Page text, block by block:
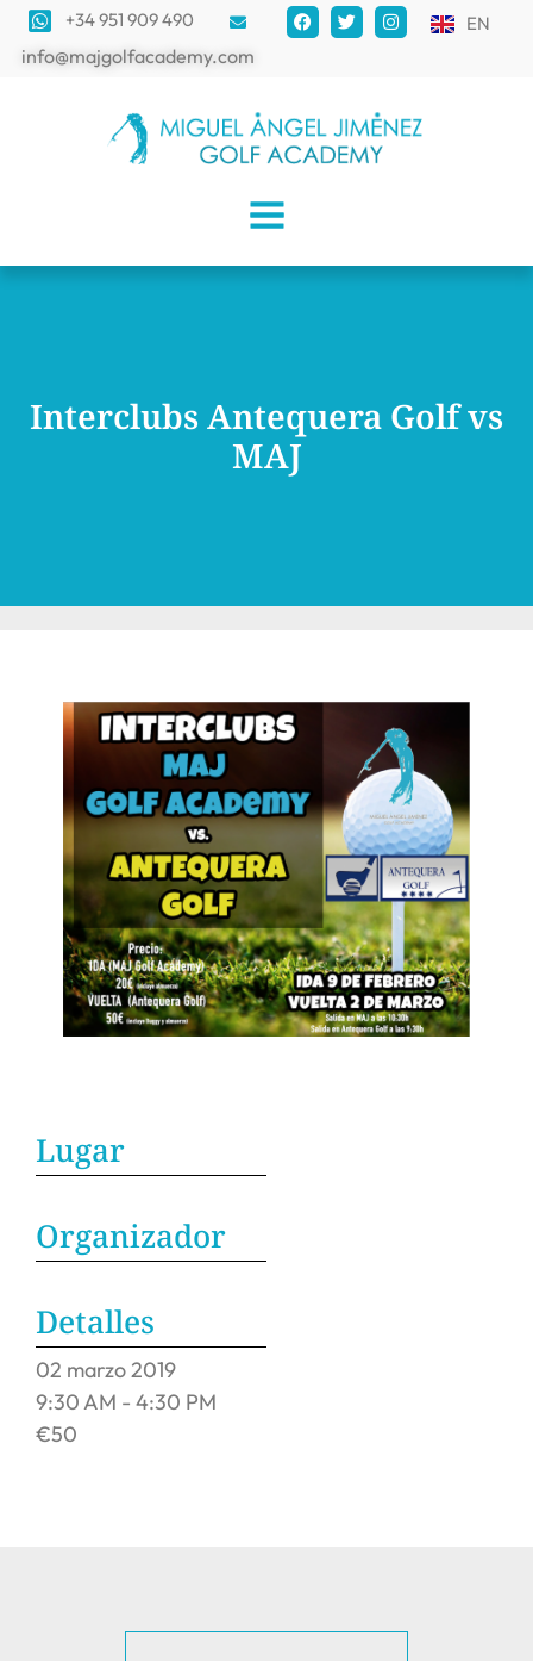
+34 951 909 490
info@majgolfacademy.com
EN
Interclubs Antequera Golf vs
MAJ
Lugar
Organizador
Detalles
02 marzo2019
9:30 AM - 4:30 PM
€50